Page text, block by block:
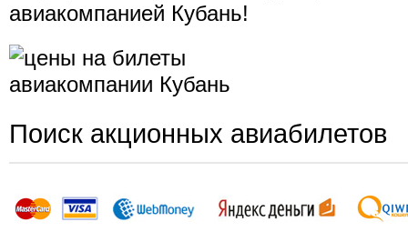
авиакомпанией Кубань!
Поиск акционных авиабилетов